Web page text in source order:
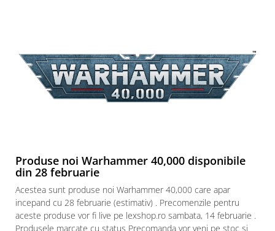
Produse noi Warhammer 40,000 disponibile
din 28 februarie
Acestea sunt produse noi Warhammer 40,000 care apar
incepand cu 28 februarie (estimativ) . Precomenzile pentru
aceste produse vor fi live pe lexshop.ro sambata, 14 februarie .
Produsele marcate cu status Precomanda vor veni pe stoc si